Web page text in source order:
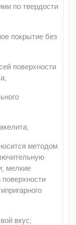
по твердости
покрытие без
поверхности
методом
мелкие
вкус;